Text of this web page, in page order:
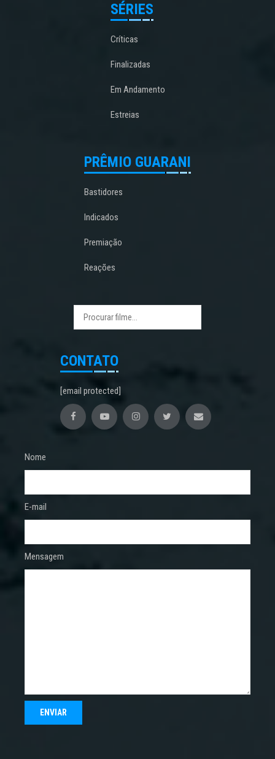
SÉRIES
Críticas
Finalizadas
Em Andamento
Estreias
PRÊMIO GUARANI
Bastidores
Indicados
Premiação
Reações
CONTATO
[email protected]
Nome
E-mail
Mensagem